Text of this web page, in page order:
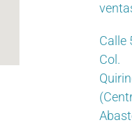
Calle
Col.